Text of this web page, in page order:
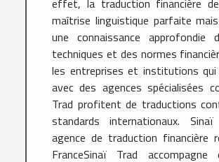
effet, la traduction financière
maîtrise linguistique parfaite
une connaissance approfondie
techniques et des normes
les entreprises et institutions qui
avec des agences spécialisées
Trad profitent de traductions
standards internationaux.
agence de traduction financière
FranceSinaï Trad accompagne